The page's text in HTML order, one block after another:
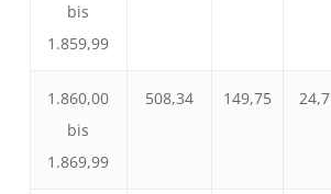
bis
1.859,99
1.860,00
bis
1.869,99
508,34 149,75 24,7